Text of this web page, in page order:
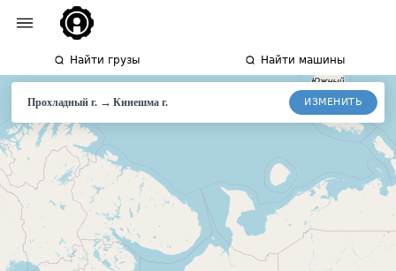
Найти грузы Найти машины
Прохладный г.→Кинешма г. ИЗМЕНИТЬ